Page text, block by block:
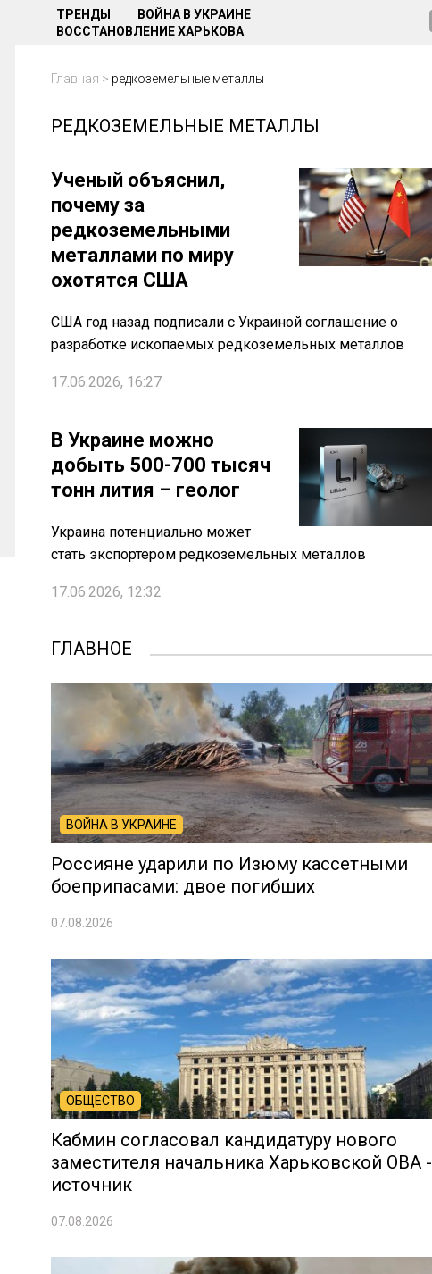
ТРЕНДЫ
ВОЙНА В УКРАИНЕ
ВОССТАНОВЛЕНИЕ ХАРЬКОВА
Главная > редкоземельные металлы
РЕДКОЗЕМЕЛЬНЫЕ МЕТАЛЛЫ
Ученый объяснил,
почему за
редкоземельными
металлами по миру
охотятся США
США год назад подписали с Украиной соглашение о
разработке ископаемых редкоземельных металлов
17.06.2026, 16:27
В Украине можно
добыть 500-700 тысяч
тонн лития – геолог
Украина потенциально может
стать экспортером редкоземельных металлов
17.06.2026, 12:32
ГЛАВНОЕ
ВОЙНА В УКРАИНЕ
Россияне ударили по Изюму кассетными
боеприпасами: двое погибших
07.08.2026
ОБЩЕСТВО
Кабмин согласовал кандидатуру нового
заместителя начальника Харьковской ОВА -
источник
07.08.2026